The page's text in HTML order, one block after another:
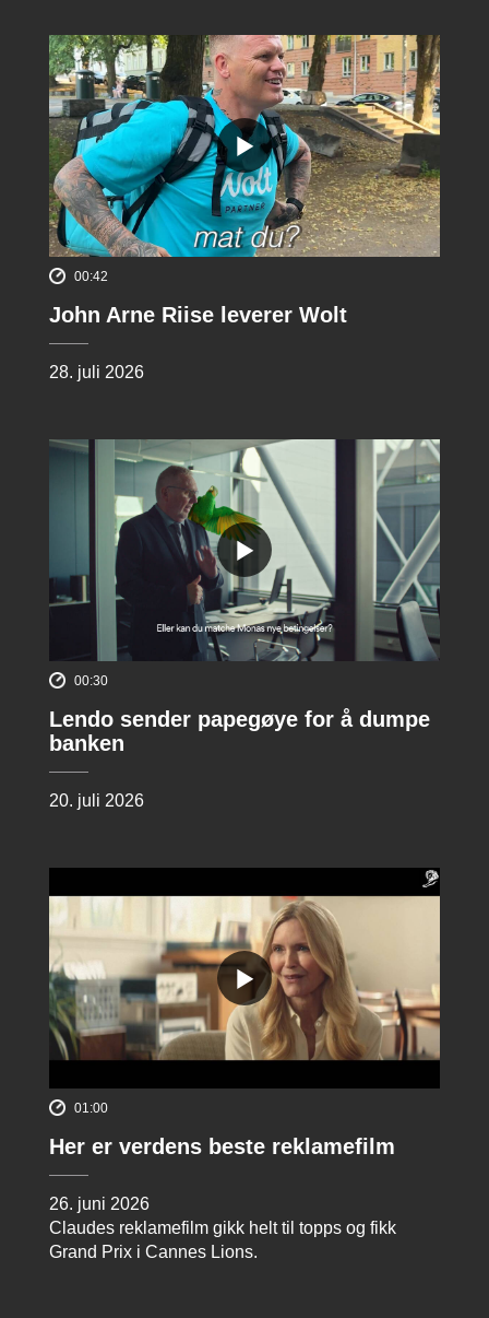
00:42
John Arne Riise leverer Wolt
28. juli 2026
00:30
Lendo sender papegøye for å dumpe
banken
20. juli 2026
01:00
Her er verdens beste reklamefilm
26. juni 2026
Claudes reklamefilm gikk helt til topps og fikk
Grand Prix i Cannes Lions.